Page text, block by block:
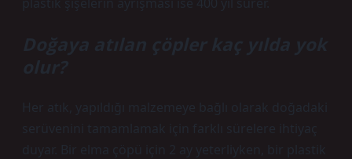
Doğaya atılan çöpler kaç yılda yok
olur?
Her atık, yapıldığı malzemeye bağlı olarak doğadaki
serüvenini tamamlamak için farklı sürelere ihtiyaç
duyar. Bir elma çöpü için 2 ay yeterliyken, bir plastik